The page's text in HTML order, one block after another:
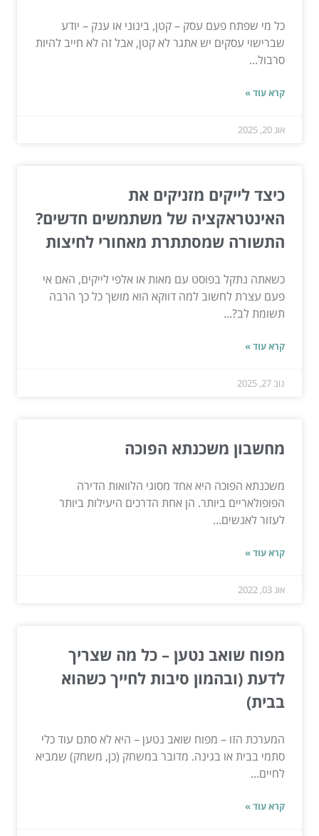
כל מי שפתח פעם עסק – קטן, בינוני או ענק – יודע
שברישוי עסקים יש אתגר לא קטן, אבל זה לא חייב להיות
סרבול...
קרא עוד »
אוג 20, 2025
כיצד לייקים מזניקים את
האינטראקציה של משתמשים חדשים?
התשורה שמסתתרת מאחורי לחיצות
כשאתה נתקל בפוסט עם מאות או אלפי לייקים, האם אי
פעם עצרת לחשוב למה דווקא הוא מושך כל כך הרבה
תשומת לב?...
קרא עוד »
נוב 27, 2025
מחשבון משכנתא הפוכה
משכנתא הפוכה היא אחד מסוגי הלוואות הדירה
הפופולאריים ביותר. הן אחת הדרכים היעילות ביותר
לעזור לאנשים...
קרא עוד »
אוג 03, 2022
מפוח שואב נטען – כל מה שצריך
לדעת (ובהמון סיבות לחייך כשהוא
בבית)
המערכת הזו – מפוח שואב נטען – היא לא סתם עוד כלי
סתמי בבית או בגינה. מדובר במשחק (כן, משחק) שמביא
לחיים...
קרא עוד »